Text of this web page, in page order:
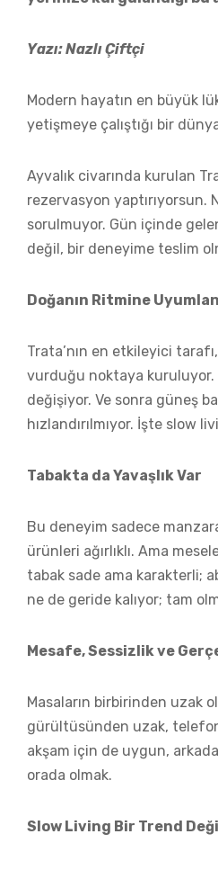
Yazı: Nazlı Çiftçi
Modern hayatın en büyük
yetişmeye çalıştığı bir
Ayvalık civarında kurulan
rezervasyon yaptırıyorsun.
sorulmuyor. Gün içinde
değil, bir deneyime teslim
Doğanın Ritmine
Trata’nın en etkileyici
vurduğu noktaya kuruluyor.
değişiyor. Ve sonra güneş
hızlandırılmıyor. İşte slow
Tabakta da Yavaşlık Var
Bu deneyim sadece
ürünleri ağırlıklı. Ama
tabak sade ama karakterli;
ne de geride kalıyor; tam
Mesafe, Sessizlik ve
Masaların birbirinden uzak
gürültüsünden uzak,
akşam için de uygun,
orada olmak.
Slow Living Bir Trend